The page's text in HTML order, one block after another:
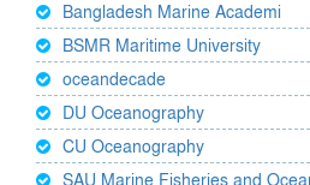
Bangladesh Marine Academi
BSMR Maritime University
oceandecade
DU Oceanography
CU Oceanography